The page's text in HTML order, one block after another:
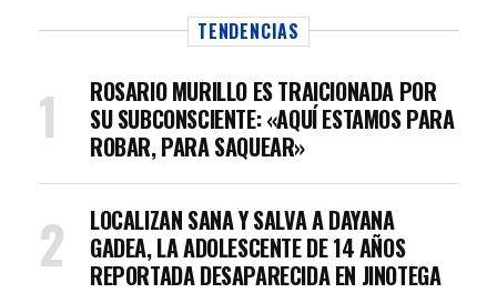
TENDENCIAS
ROSARIO MURILLO ES TRAICIONADA POR
SU SUBCONSCIENTE: «AQUÍ ESTAMOS PARA
ROBAR, PARA SAQUEAR»
LOCALIZAN SANA Y SALVA A DAYANA
GADEA, LA ADOLESCENTE DE 14 AÑOS
REPORTADA DESAPARECIDA EN JINOTEGA